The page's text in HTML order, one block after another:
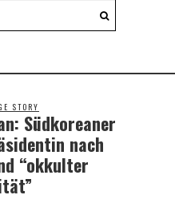
STORY
Südkoreaner
nach
“okkulter